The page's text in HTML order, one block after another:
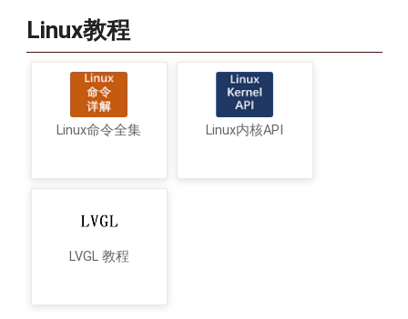
Linux教程
Linux命令全集 Linux内核API
LVGL 教程